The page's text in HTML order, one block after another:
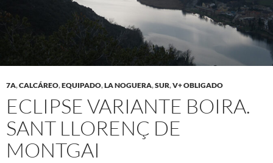
7A,CALCÁREO,EQUIPADO,LA NOGUERA,SUR,V+ OBLIGADO
ECLIPSE VARIANTE BOIRA.
SANT LLORENÇ DE
MONTGAI